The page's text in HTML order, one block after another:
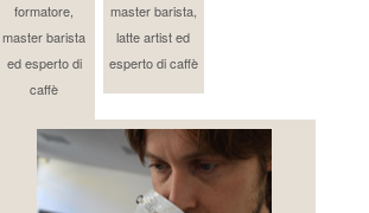
formatore,
master barista
ed esperto di
caffè
master barista,
latte artist ed
esperto di caffè